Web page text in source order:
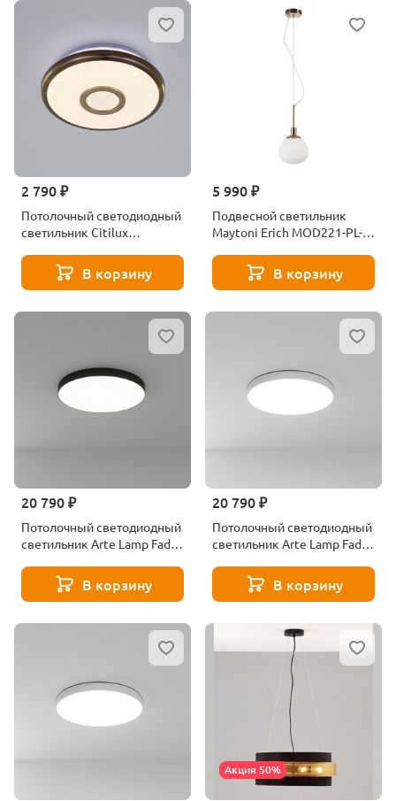
2 790 ₽
Потолочный светодиодный
светильник Citilux
В корзину
5 990 ₽
Подвесной светильник
Maytoni Erich MOD221-PL-
В корзину
20 790 ₽
Потолочный светодиодный
светильник Arte Lamp Fado
В корзину
20 790 ₽
Потолочный светодиодный
светильник Arte Lamp Fado
В корзину
Акция 50%